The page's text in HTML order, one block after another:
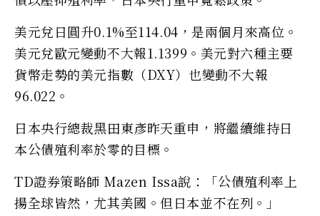
美元兌日圓升0.1%至114.04，是兩個月來高位。
美元兌歐元變動不大報1.1399。美元對六種主要
貨幣走勢的美元指數（DXY）也變動不大報
96.022。
日本央行總裁黑田東彥昨天重申，將繼續維持日
本公債殖利率於零的目標。
TD證券策略師 Mazen Issa說：「公債殖利率上
揚全球皆然，尤其美國。但日本並不在列。」